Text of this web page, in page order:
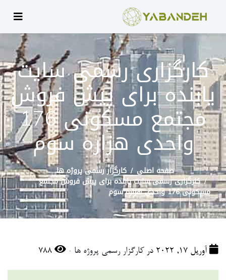
کارگزاری رسمی سایت
یابنده برای پیش فروش
مجتمع مسکونی 176
واحدی هزاره سوم
صفحه اصلی کارگزار رسمی پروژه ها
کارگزاری رسمی سایت یابنده برای پیش فروش مجتمع
مسکونی 176 واحدی هزاره سوم
آوریل 17, 2022 در کارگزار رسمی پروژه ها -